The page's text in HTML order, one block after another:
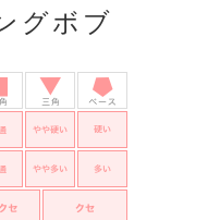
グボブ